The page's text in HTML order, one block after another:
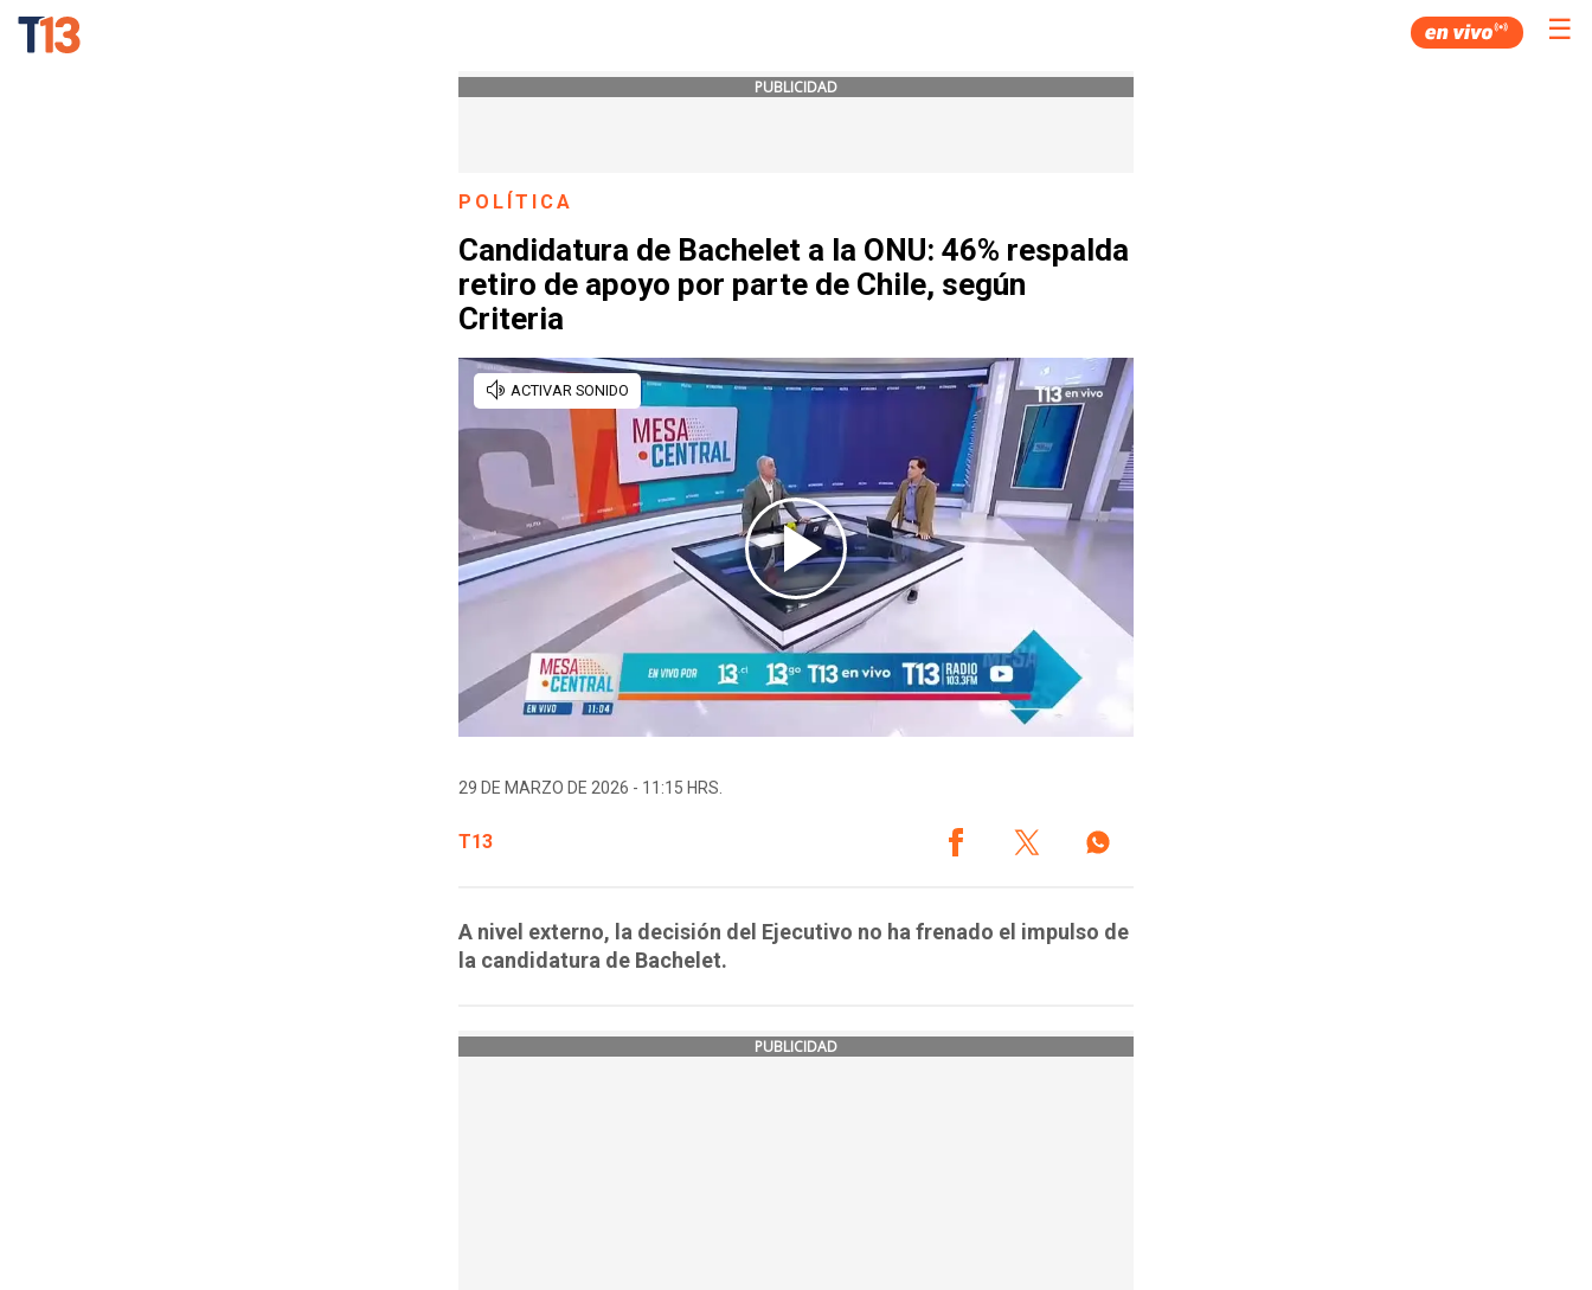
☰
PUBLICIDAD
POLÍTICA
Candidatura de Bachelet a la ONU: 46% respalda
retiro de apoyo por parte de Chile, según
Criteria
29 DE MARZO DE 2026 - 11:15 HRS.
T13
A nivel externo, la decisión del Ejecutivo no ha frenado el impulso de
la candidatura de Bachelet.
PUBLICIDAD